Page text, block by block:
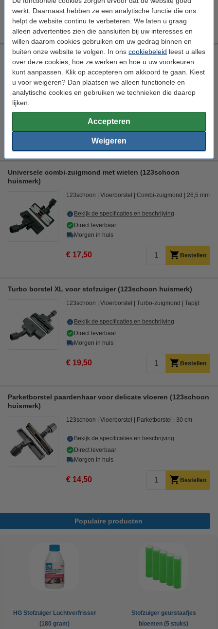
werkt. Daarnaast hebben ze een analytische functie die ons
helpt de website continu te verbeteren. We laten u graag
alleen advertenties zien die aansluiten bij uw interesses en
willen daarom cookies gebruiken om uw gedrag binnen en
buiten onze website te volgen. In ons cookiebeleid leest u alles
over deze cookies, hoe ze werken en hoe u uw voorkeuren
kunt aanpassen. Klik op accepteren om akkoord te gaan. Kiest
u voor weigeren? Dan plaatsen we alleen functionele en
analytische cookies en gebruiken we technieken die daarop
lijken.
Accepteren
Weigeren
HG adviesprijs
€ 5,49 Bestellen
Universeel stofzuiger-opzetstuk 32 mm plumeau (123schoon
huismerk)
123schoon Opzetborstel Plumeauborstel
Bekijk de specificaties en beschrijving
Morgen in huis
Universele combi-zuigmond met wielen (123schoon
huismerk)
123schoon Vloerborstel Combi-zuigmond 26,5 mm
Bekijk de specificaties en beschrijving
Direct leverbaar
Morgen in huis
€ 17,50 Bestellen
Turbo borstel XL voor stofzuiger (123schoon huismerk)
123schoon Vloerborstel Turbo-zuigmond Tapijt
Bekijk de specificaties en beschrijving
Direct leverbaar
Morgen in huis
€ 19,50 Bestellen
Parketborstel paardenhaar voor delicate vloeren (123schoon
huismerk)
123schoon Vloerborstel Parketborstel 30 cm
Bekijk de specificaties en beschrijving
Direct leverbaar
Morgen in huis
€ 14,50 Bestellen
Populaire producten
HG Stofzuiger Luchtverfrisser
(180 gram)
Stofzuiger geurstaafjes
bloemen (5 stuks)